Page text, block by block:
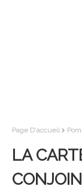
Page D'accueil
LA